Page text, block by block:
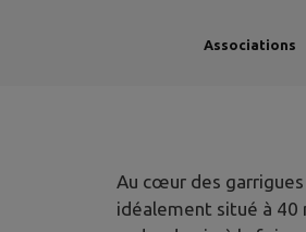
Associations
Au cœur des garrigues
idéalement situé à 40